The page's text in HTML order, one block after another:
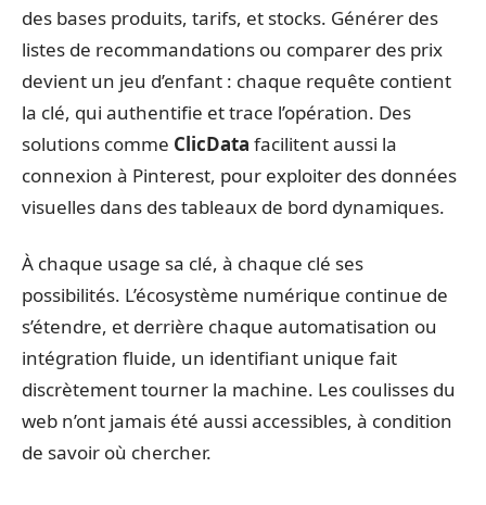
des bases produits, tarifs, et stocks. Générer des
listes de recommandations ou comparer des prix
devient un jeu d’enfant : chaque requête contient
la clé, qui authentifie et trace l’opération. Des
solutions comme ClicData facilitent aussi la
connexion à Pinterest, pour exploiter des données
visuelles dans des tableaux de bord dynamiques.
À chaque usage sa clé, à chaque clé ses
possibilités. L’écosystème numérique continue de
s’étendre, et derrière chaque automatisation ou
intégration fluide, un identifiant unique fait
discrètement tourner la machine. Les coulisses du
web n’ont jamais été aussi accessibles, à condition
de savoir où chercher.